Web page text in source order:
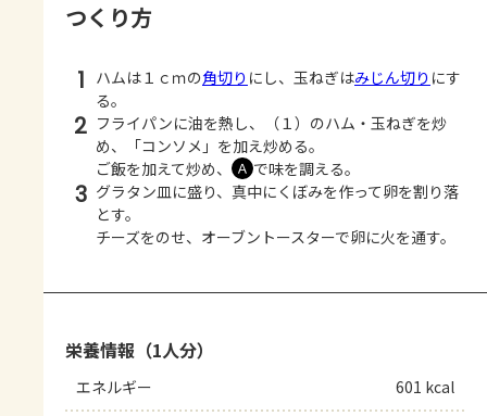
つくり方
1 ハムは１ｃｍの角切り にし、玉ねぎはみじん切り にす
る。
2 フライパンに油を熱し、（１）のハム・玉ねぎを炒
め、「コンソメ」を加え炒める。
ご飯を加えて炒め、
Ａ で味を調える。
3 グラタン皿に盛り、真中にくぼみを作って卵を割り落
とす。
チーズをのせ、オーブントースターで卵に火を通す。
栄養情報（1人分）
エネルギー 601 kcal